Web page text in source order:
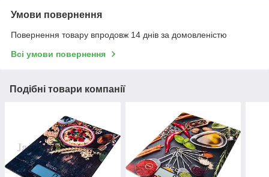
Умови повернення
Повернення товару впродовж 14 днів за домовленістю
Всі умови повернення
Подібні товари компанії